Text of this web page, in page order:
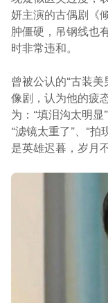
妍主演的古偶剧《
肿僵硬，吊钢线也
时非常违和。
曾被公认的“古装
像剧，认为他的疲
为：“填泪沟太明显
“滤镜太重了”、“拍
是英雄迟暮，岁月